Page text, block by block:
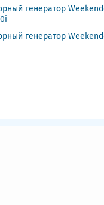
генератор
генератор